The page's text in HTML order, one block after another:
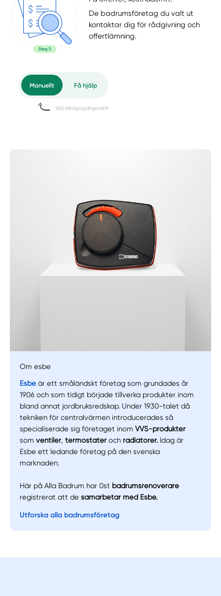
De badrumsföretag du valt ut
kontaktar dig för rådgivning och
offertlämning.
Om esbe
Esbe är ett småländskt företag som grundades år
1906 och som tidigt började tillverka produkter inom
bland annat jordbruksredskap. Under 1930-talet då
tekniken för centralvärmen introducerades så
specialiserade sig företaget inomVVS-produkter
somventiler,termostater och radiatorer. Idag är
Esbe ett ledande företag på den svenska
marknaden.
Här på Alla Badrum har 0st badrumsrenoverare
registrerat att desamarbetar med Esbe.
Utforska alla badrumsföretag